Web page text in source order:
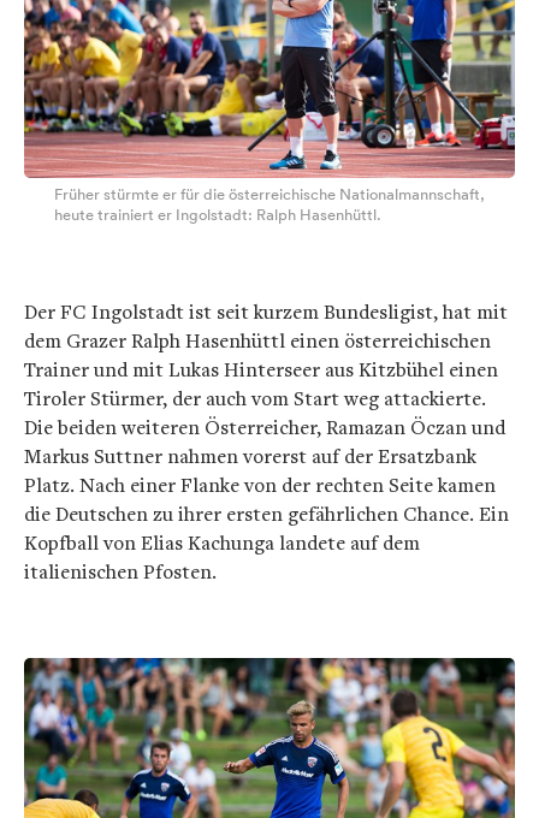
Früher stürmte er für die österreichische Nationalmannschaft,
heute trainiert er Ingolstadt: Ralph Hasenhüttl.
Der FC Ingolstadt ist seit kurzem Bundesligist, hat mit
dem Grazer Ralph Hasenhüttl einen österreichischen
Trainer und mit Lukas Hinterseer aus Kitzbühel einen
Tiroler Stürmer, der auch vom Start weg attackierte.
Die beiden weiteren Österreicher, Ramazan Öczan und
Markus Suttner nahmen vorerst auf der Ersatzbank
Platz. Nach einer Flanke von der rechten Seite kamen
die Deutschen zu ihrer ersten gefährlichen Chance. Ein
Kopfball von Elias Kachunga landete auf dem
italienischen Pfosten.